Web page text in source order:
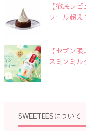
【徹底レ
ワール超え
【セブン
スミンミ
SWEETEESについて